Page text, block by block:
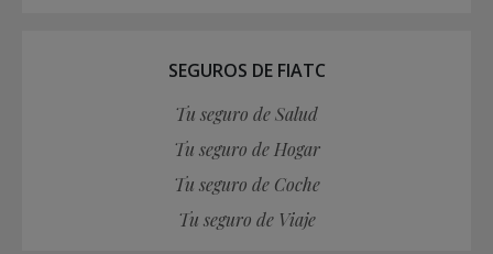
SEGUROS DE FIATC
Tu seguro de Salud
Tu seguro de Hogar
Tu seguro de Coche
Tu seguro de Viaje